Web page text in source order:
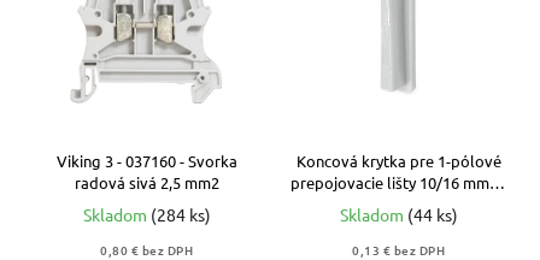
Viking 3 - 037160 - Svorka
radová sivá 2,5 mm2
Skladom (284 ks)
0,80 € bez DPH
Koncová krytka pre 1-pólové
prepojovacie lišty 10/16 mm2 -
EK1/10-16
Skladom (44 ks)
0,13 € bez DPH